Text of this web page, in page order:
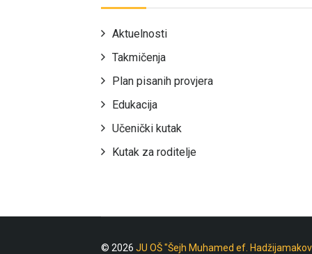
Aktuelnosti
Takmičenja
Plan pisanih provjera
Edukacija
Učenički kutak
Kutak za roditelje
© 2026 JU OŠ "Šejh Muhamed ef.